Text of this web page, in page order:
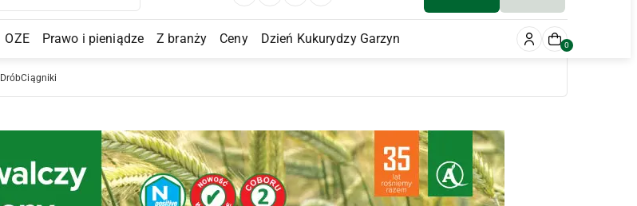
Main Navigation
OZE Prawo i pieniądze Z branży Ceny Dzień Kukurydzy Garzyn 0
DróbCiągniki